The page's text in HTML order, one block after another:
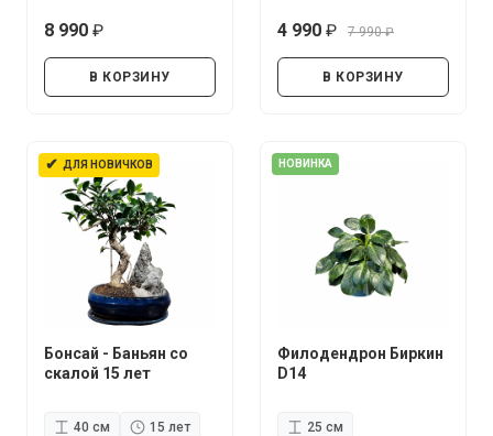
8 990
В КОРЗИНУ
4 990
7 990
В КОРЗИНУ
✔ ДЛЯ НОВИЧКОВ
Бонсай - Баньян со
скалой 15 лет
40 см
15 лет
НОВИНКА
Филодендрон Биркин
D14
25 см